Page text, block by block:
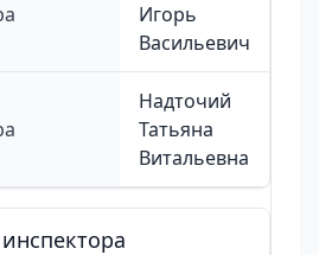
Игорь
Васильевич
Надточий
Татьяна
Витальевна